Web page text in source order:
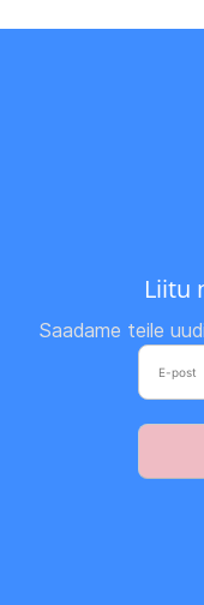
Liitu
Saadame teile